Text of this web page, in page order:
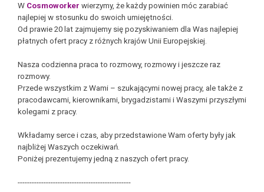
W Cosmoworker wierzymy, że każdy powinien móc zarabiać
najlepiej w stosunku do swoich umiejętności.
Od prawie 20 lat zajmujemy się pozyskiwaniem dla Was najlepiej
płatnych ofert pracy z różnych krajów Unii Europejskiej.
Nasza codzienna praca to rozmowy, rozmowy i jeszcze raz
rozmowy.
Przede wszystkim z Wami – szukającymi nowej pracy, ale także z
pracodawcami, kierownikami, brygadzistami i Waszymi przyszłymi
kolegami z pracy.
Wkładamy serce i czas, aby przedstawione Wam oferty były jak
najbliżej Waszych oczekiwań.
Poniżej prezentujemy jedną z naszych ofert pracy.
------------------------------------------------